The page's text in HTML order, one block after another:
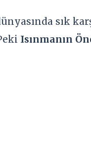
sık
Isınmanın